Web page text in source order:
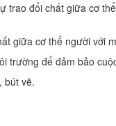
trao đổi chất giữa cơ
giữa cơ thể người với
trường để đảm bảo
bút vẽ.